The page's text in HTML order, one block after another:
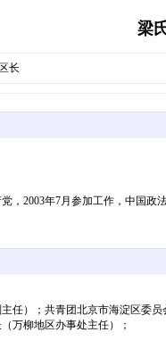
梁
长
2003年7月参加工作，中国
）；共青团北京市海淀区委员
万柳地区办事处主任）；